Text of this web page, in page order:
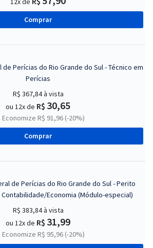
Comprar
de Perícias do Rio Grande do Sul - Técnico em
Perícias
R$ 367,84à vista
ou 12x de R$ 30,65
Economize R$ 91,96 (-20%)
Comprar
de Perícias do Rio Grande do Sul - Perito
Contabilidade/Economia (Módulo-especial)
R$ 383,84à vista
ou 12x de R$ 31,99
Economize R$ 95,96 (-20%)